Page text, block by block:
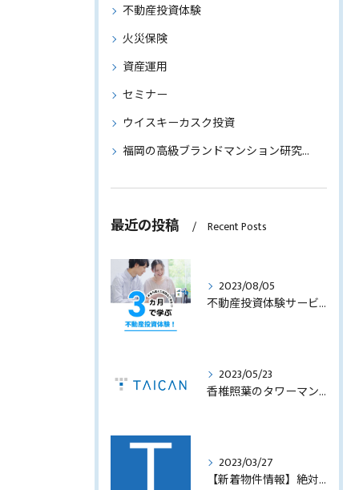
不動産投資体験
火災保険
資産運用
セミナー
ウイスキーカスク投資
福岡の高級ブランドマンション研究～物件情報もご紹介～
最近の投稿 Recent Posts
2023/08/05
不動産投資体験サービスのサービス内容を見直します！
2023/05/23
香椎照葉のタワーマンション！高利回りオーナーチェンジ販売します！
2023/03/27
【新着物件情報】絶対に手に入れたい福岡市西中洲の収益テナントビル